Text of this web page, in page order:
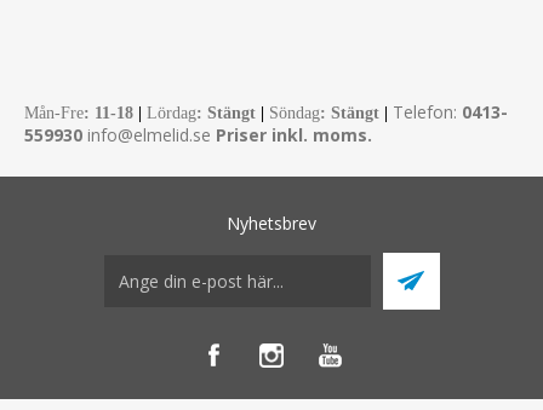
Mån-Fre: 11-18 Lördag: Stängt Söndag: Stängt Telefon: 0413-
559930 info@elmelid.se Priser inkl. moms.
Nyhetsbrev